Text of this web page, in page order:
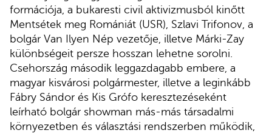
formációja, a bukaresti civil aktivizmusból kinőtt
Mentsétek meg Romániát (USR), Szlavi Trifonov, a
bolgár Van Ilyen Nép vezetője, illetve Márki-Zay
különbségeit persze hosszan lehetne sorolni.
Csehország második leggazdagabb embere, a
magyar kisvárosi polgármester, illetve a leginkább
Fábry Sándor és Kis Grófo keresztezéseként
leírható bolgár showman más-más társadalmi
környezetben és választási rendszerben működik,